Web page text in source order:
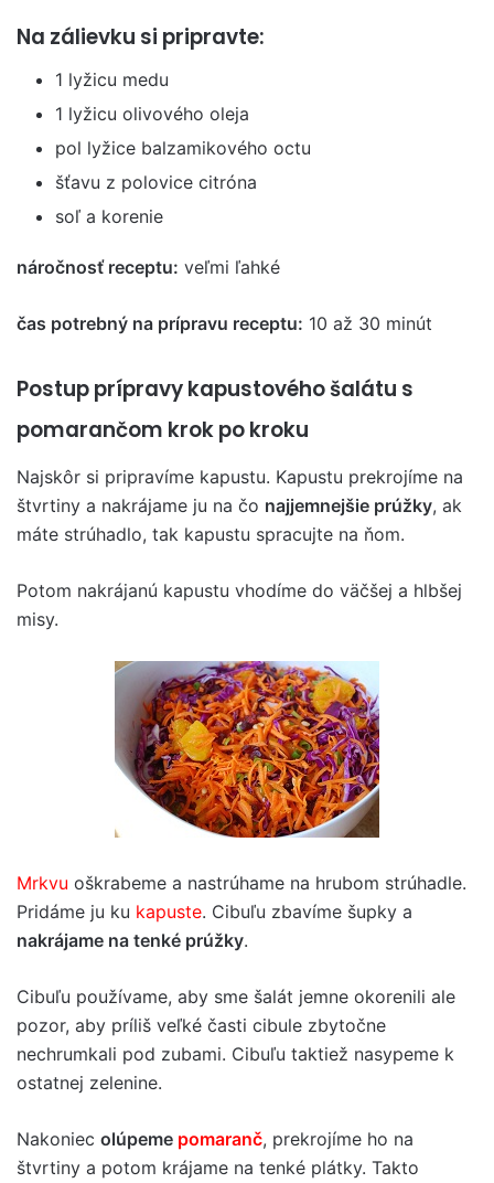
Na zálievku si pripravte:
1 lyžicu medu
1 lyžicu olivového oleja
pol lyžice balzamikového octu
šťavu z polovice citróna
soľ a korenie
náročnosť receptu: veľmi ľahké
čas potrebný na prípravu receptu: 10 až 30 minút
Postup prípravy kapustového šalátu s
pomarančom krok po kroku
Najskôr si pripravíme kapustu. Kapustu prekrojíme na
štvrtiny a nakrájame ju na čo najjemnejšie prúžky, ak
máte strúhadlo, tak kapustu spracujte na ňom.
Potom nakrájanú kapustu vhodíme do väčšej a hlbšej
misy.
Mrkvu oškrabeme a nastrúhame na hrubom strúhadle.
Pridáme ju ku kapuste. Cibuľu zbavíme šupky a
nakrájame na tenké prúžky.
Cibuľu používame, aby sme šalát jemne okorenili ale
pozor, aby príliš veľké časti cibule zbytočne
nechrumkali pod zubami. Cibuľu taktiež nasypeme k
ostatnej zelenine.
Nakoniec olúpeme pomaranč, prekrojíme ho na
štvrtiny a potom krájame na tenké plátky. Takto